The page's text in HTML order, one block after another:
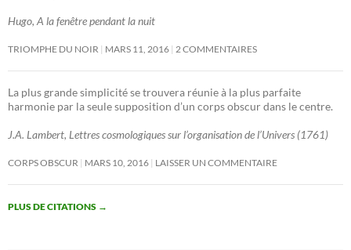
Hugo, A la fenêtre pendant la nuit
TRIOMPHE DU NOIR MARS 11, 2016 2 COMMENTAIRES
La plus grande simplicité se trouvera réunie à la plus parfaite
harmonie par la seule supposition d’un corps obscur dans le centre.
J.A. Lambert, Lettres cosmologiques sur l’organisation de l’Univers (1761)
CORPS OBSCUR MARS 10, 2016 LAISSER UN COMMENTAIRE
PLUS DE CITATIONS →